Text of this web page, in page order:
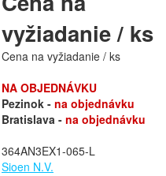
vyžiadanie / ks
Cena na vyžiadanie / ks
NA OBJEDNÁVKU
Pezinok - na objednávku
Bratislava - na objednávku
364AN3EX1-065-L
Sioen N.V.